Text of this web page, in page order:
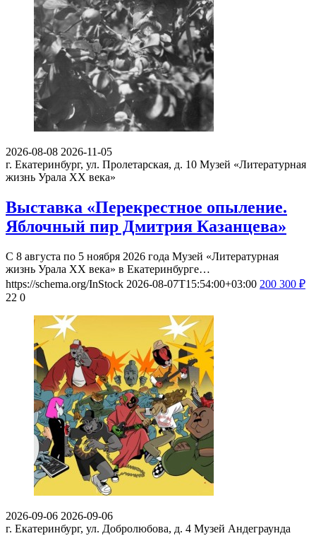
2026-08-08 2026-11-05
г. Екатеринбург, ул. Пролетарская, д. 10 Музей «Литературная
жизнь Урала ХХ века»
Выставка «Перекрестное опыление.
Яблочный пир Дмитрия Казанцева»
С 8 августа по 5 ноября 2026 года Музей «Литературная
жизнь Урала ХХ века» в Екатеринбурге…
https://schema.org/InStock 2026-08-07T15:54:00+03:00 200 300 ₽
22 0
2026-09-06 2026-09-06
г. Екатеринбург, ул. Добролюбова, д. 4 Музей Андеграунда